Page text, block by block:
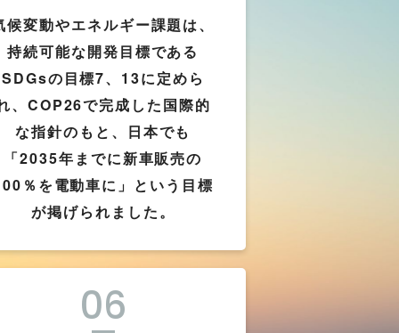
候変動やエネルギー課題は、
持続可能な開発目標である
SDGsの目標7、13に定めら
、COP26で完成した国際的
な指針のもと、日本でも
「2035年までに新車販売の
％を電動車に」という目標
が掲げられました。
06